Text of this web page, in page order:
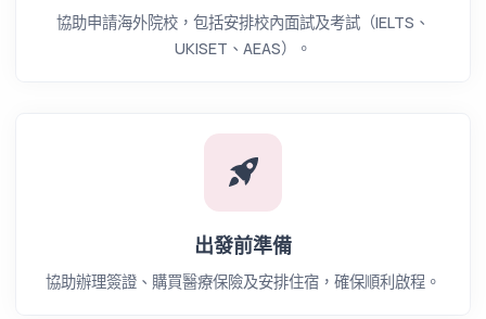
協助申請海外院校，包括安排校內面試及考試（IELTS、
UKISET、AEAS）。
出發前準備
協助辦理簽證、購買醫療保險及安排住宿，確保順利啟程。